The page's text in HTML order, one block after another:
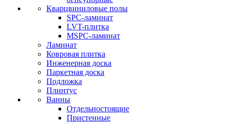
Кварцвиниловые полы
SPC-ламинат
LVT-плитка
MSPC-ламинат
Ламинат
Ковровая плитка
Инженерная доска
Паркетная доска
Подложка
Плинтус
Ванны
Отдельностоящие
Пристенные